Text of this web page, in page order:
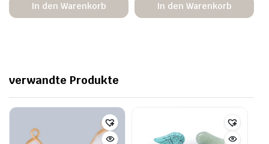
In den Warenkorb In den Warenkorb
verwandte Produkte